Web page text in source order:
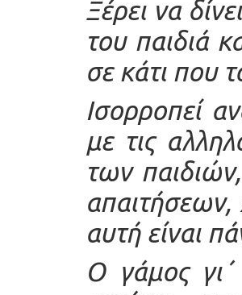
Ξέρει να
του παιδιά
σε κάτι που
Ισορροπεί
με τις
των
απαιτήσεων,
αυτή είναι
Ο γάμος